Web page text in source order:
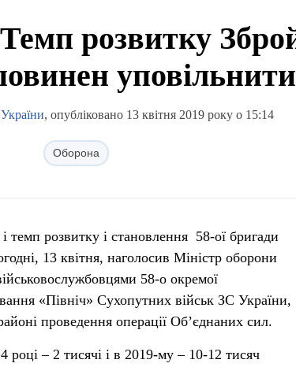
розвитку
, опубліковано 13 квітня 2019 року о 15:14
Оборона
розвитку і становлення 58-ої бригади
13 квітня, наголосив Міністр оборони
58-о окремої
«Північ» Сухопутних військ ЗС України,
проведення операції Об’єднаних сил.
– 2 тисячі і в 2019-му – 10-12 тисяч